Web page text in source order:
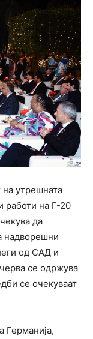
на утрешната
работи на Г-20
да
надворешни
од САД и
се одржува
се очекуваат
Германија,